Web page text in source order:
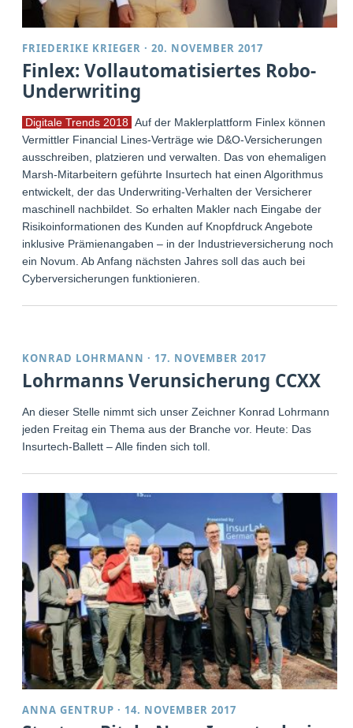
FRIEDERIKE KRIEGER ·20. NOVEMBER 2017
Finlex: Vollautomatisiertes Robo-
Underwriting
Digitale Trends 2018 Auf der Maklerplattform Finlex können
Vermittler Financial Lines-Verträge wie D&O-Versicherungen
ausschreiben, platzieren und verwalten. Das von ehemaligen
Marsh-Mitarbeitern geführte Insurtech hat einen Algorithmus
entwickelt, der das Underwriting-Verhalten der Versicherer
maschinell nachbildet. So erhalten Makler nach Eingabe der
Risikoinformationen des Kunden auf Knopfdruck Angebote
inklusive Prämienangaben – in der Industrieversicherung noch
ein Novum. Ab Anfang nächsten Jahres soll das auch bei
Cyberversicherungen funktionieren.
KONRAD LOHRMANN · 17. NOVEMBER 2017
Lohrmanns Verunsicherung CCXX
An dieser Stelle nimmt sich unser Zeichner Konrad Lohrmann
jeden Freitag ein Thema aus der Branche vor. Heute: Das
Insurtech-Ballett – Alle finden sich toll.
ANNA GENTRUP · 14. NOVEMBER 2017